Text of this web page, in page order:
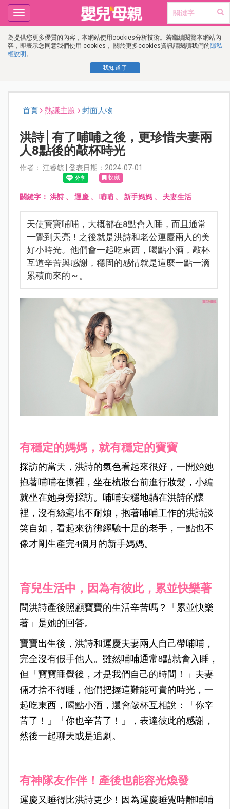
為提供您更多優質的內容，本網站使用cookies分析技術。若繼續閱覽本網站內
容，即表示您同意我們使用 cookies， 關於更多cookies資訊請閱讀我們的隱私
權說明 。
我知道了
Toggle
navigation
首頁 熱議主題 封面人物
洪詩│有了哺哺之後，更珍惜夫妻兩
人8點後的敲杯時光
作者： 江睿毓 | 發表日期：2024-07-01
收藏
關鍵字： 洪詩、 運慶、 哺哺、 新手媽媽、 夫妻生活
天使寶寶哺哺，大概都在8點會入睡，而且通常
一覺到天亮！之後就是洪詩和老公運慶兩人的美
好小時光。他們會一起吃東西，喝點小酒，敲杯
互道辛苦與感謝，穩固的感情就是這麼一點一滴
累積而來的～。
有穩定的媽媽，就有穩定的寶寶
採訪的當天，洪詩的氣色看起來很好，一開始她
抱著哺哺在懷裡，坐在梳妝台前進行妝髮，小編
就坐在她身旁採訪。哺哺安穩地躺在洪詩的懷
裡，沒有絲毫地不耐煩，抱著哺哺工作的洪詩談
笑自如，看起來彷彿經驗十足的老手，一點也不
像才剛生產完4個月的新手媽媽。
育兒生活中，因為有彼此，累並快樂著
問洪詩產後照顧寶寶的生活辛苦嗎？「累並快樂
著」是她的回答。
寶寶出生後，洪詩和運慶夫妻兩人自己帶哺哺，
完全沒有假手他人。雖然哺哺通常8點就會入睡，
但「寶寶睡覺後，才是我們自己的時間！」夫妻
倆才捨不得睡，他們把握這難能可貴的時光，一
起吃東西，喝點小酒，還會敲杯互相說：「你辛
苦了！」「你也辛苦了！」，表達彼此的感謝，
然後一起聊天或是追劇。
有神隊友作伴！產後也能容光煥發
運慶又睡得比洪詩更少！因為運慶睡覺時離哺哺